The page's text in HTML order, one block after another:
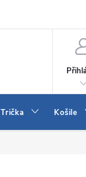
Trička Košile